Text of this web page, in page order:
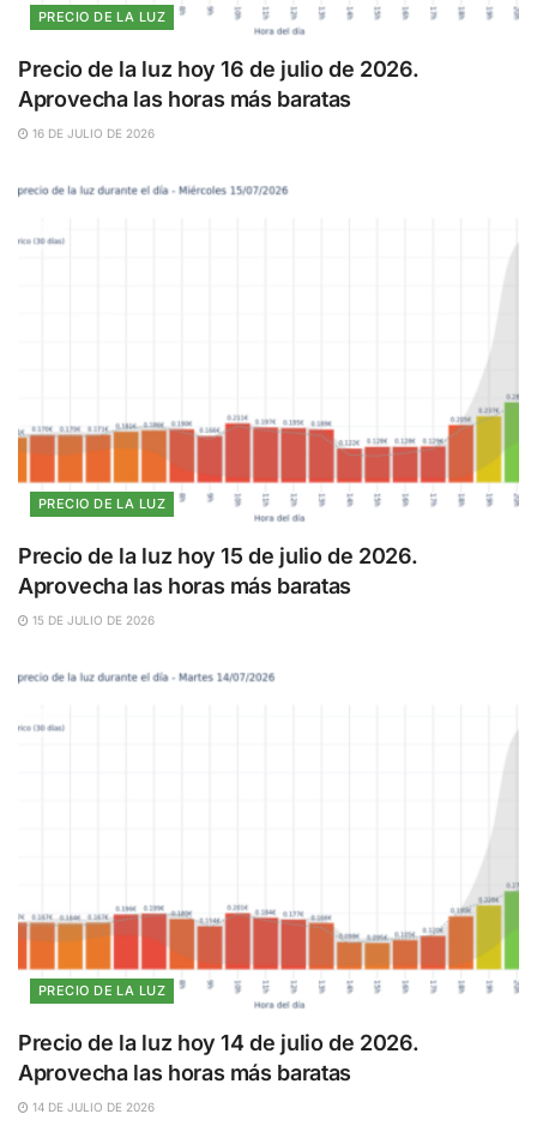
PRECIO DE LA LUZ
Precio de la luz hoy 16 de julio de 2026.
Aprovecha las horas más baratas
16 DE JULIO DE 2026
PRECIO DE LA LUZ
Precio de la luz hoy 15 de julio de 2026.
Aprovecha las horas más baratas
15 DE JULIO DE 2026
PRECIO DE LA LUZ
Precio de la luz hoy 14 de julio de 2026.
Aprovecha las horas más baratas
14 DE JULIO DE 2026